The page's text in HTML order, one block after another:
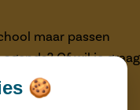
maar passen
Of wil je graag
om kennis te
hiervoor best
🍪